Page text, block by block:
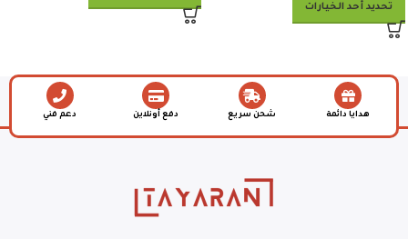
تحديد أحد الخيارات
هدايا دائمة شحن سريع دفع أونلاين دعم فني